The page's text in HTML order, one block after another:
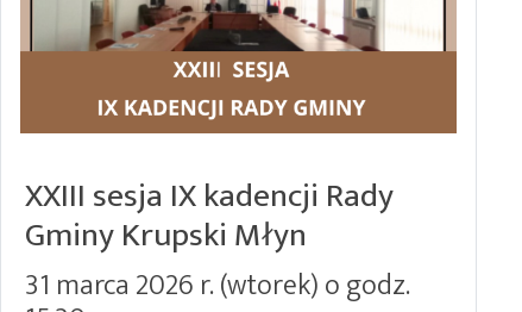
XXIII sesja IX kadencji Rady
Gminy Krupski Młyn
31 marca 2026 r. (wtorek) o godz.